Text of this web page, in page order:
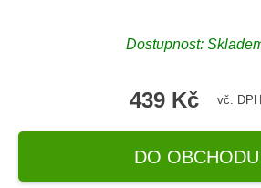
Dostupnost:
439 Kč vč. DPH
DO